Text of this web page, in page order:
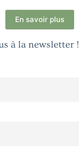
En savoir plus
à la newsletter !